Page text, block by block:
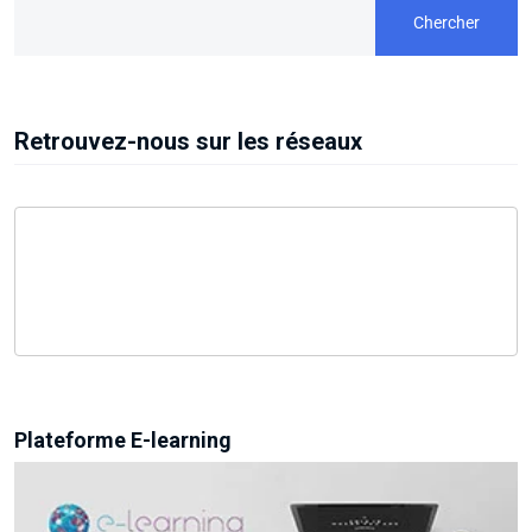
Chercher
Retrouvez-nous sur les réseaux
Plateforme E-learning